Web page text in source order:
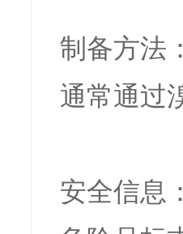
制备方法
通常通过
安全信息